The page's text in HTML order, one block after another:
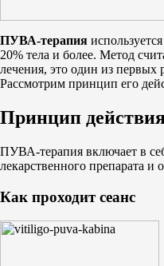
ПУВА-терапия используется
20% тела и более. Метод
лечения, это один из первых
Рассмотрим принцип его
Принцип
ПУВА-терапия включает в
лекарственного препарата и
Как проходит сеанс